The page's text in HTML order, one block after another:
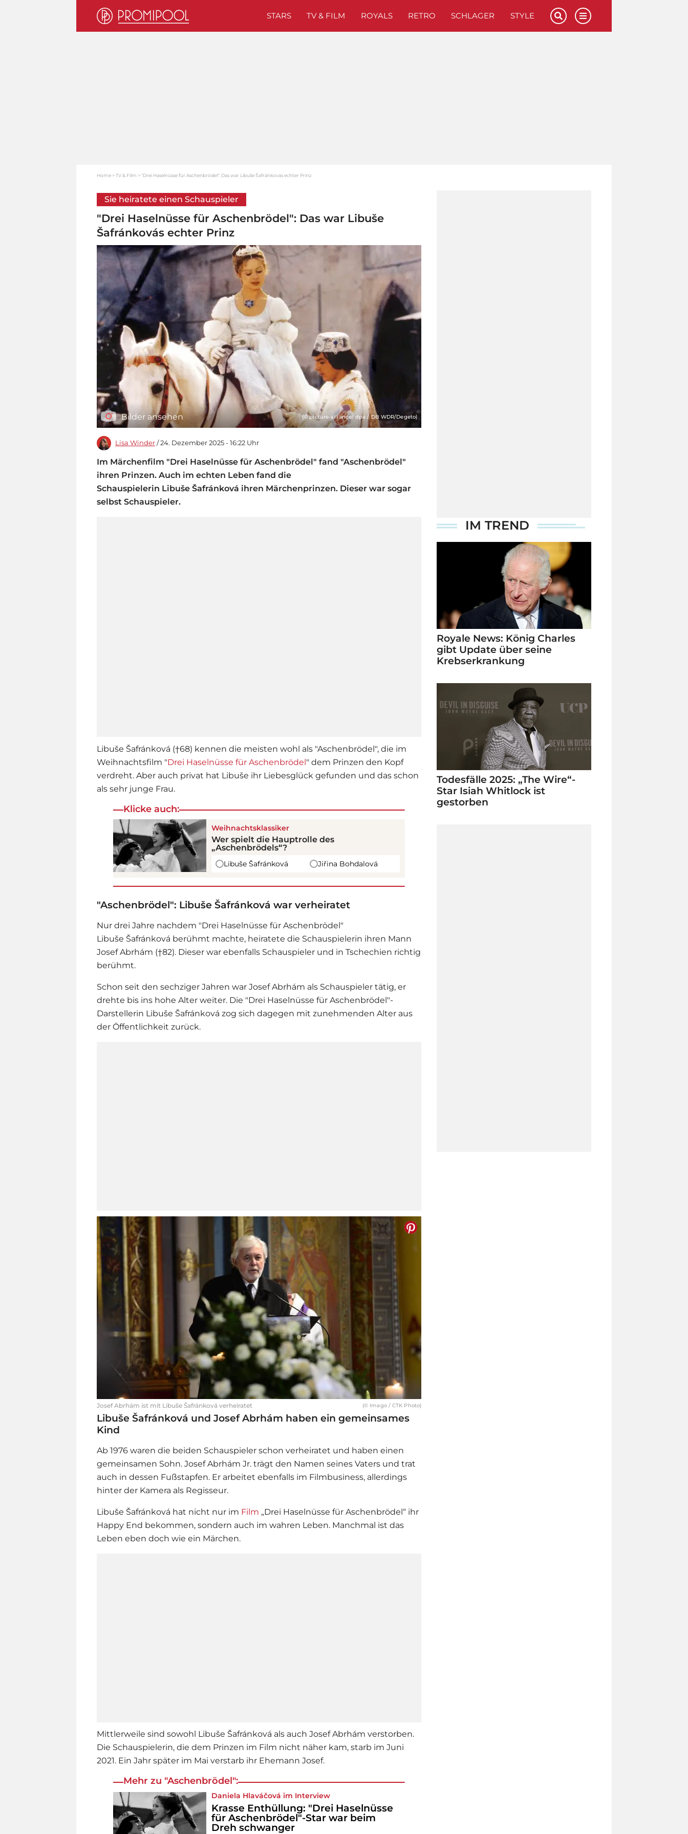
STARS TV & FILM ROYALS RETRO SCHLAGER STYLE
Home TV & Film "Drei Haselnüsse für Aschenbrödel": Das war Libuše Šafránkovás echter Prinz
Sie heiratete einen Schauspieler
"Drei Haselnüsse für Aschenbrödel": Das war Libuše
Šafránkovás echter Prinz
Bilder ansehen (© picture-alliance/ dpa / DB WDR/Degeto)
Lisa Winder / 24. Dezember 2025 - 16:22 Uhr
Im Märchenfilm "Drei Haselnüsse für Aschenbrödel" fand "Aschenbrödel"
ihren Prinzen. Auch im echten Leben fand die
Schauspielerin Libuše Šafránková ihren Märchenprinzen. Dieser war sogar
selbst Schauspieler.
Libuše Šafránková (†68) kennen die meisten wohl als "Aschenbrödel", die im
Weihnachtsfilm "Drei Haselnüsse für Aschenbrödel" dem Prinzen den Kopf
verdreht. Aber auch privat hat Libuše ihr Liebesglück gefunden und das schon
als sehr junge Frau.
Klicke auch:
Weihnachtsklassiker
Wer spielt die Hauptrolle des
„Aschenbrödels“?
Libuše Šafránková Jiřina Bohdalová
"Aschenbrödel": Libuše Šafránková war verheiratet
Nur drei Jahre nachdem "Drei Haselnüsse für Aschenbrödel"
Libuše Šafránková berühmt machte, heiratete die Schauspielerin ihren Mann
Josef Abrhám (†82). Dieser war ebenfalls Schauspieler und in Tschechien richtig
berühmt.
Schon seit den sechziger Jahren war Josef Abrhám als Schauspieler tätig, er
drehte bis ins hohe Alter weiter. Die "Drei Haselnüsse für Aschenbrödel"-
Darstellerin Libuše Šafránková zog sich dagegen mit zunehmenden Alter aus
der Öffentlichkeit zurück.
Josef Abrhám ist mit Libuše Šafránková verheiratet (© Imago / CTK Photo)
Libuše Šafránková und Josef Abrhám haben ein gemeinsames
Kind
Ab 1976 waren die beiden Schauspieler schon verheiratet und haben einen
gemeinsamen Sohn. Josef Abrhám Jr. trägt den Namen seines Vaters und trat
auch in dessen Fußstapfen. Er arbeitet ebenfalls im Filmbusiness, allerdings
hinter der Kamera als Regisseur.
Libuše Šafránková hat nicht nur im Film „Drei Haselnüsse für Aschenbrödel“ ihr
Happy End bekommen, sondern auch im wahren Leben. Manchmal ist das
Leben eben doch wie ein Märchen.
Mittlerweile sind sowohl Libuše Šafránková als auch Josef Abrhám verstorben.
Die Schauspielerin, die dem Prinzen im Film nicht näher kam, starb im Juni
2021. Ein Jahr später im Mai verstarb ihr Ehemann Josef.
Mehr zu "Aschenbrödel":
Daniela Hlaváčová im Interview
Krasse Enthüllung: "Drei Haselnüsse
für Aschenbrödel"-Star war beim
Dreh schwanger
IM TREND
Royale News: König Charles
gibt Update über seine
Krebserkrankung
Todesfälle 2025: „The Wire“-
Star Isiah Whitlock ist
gestorben